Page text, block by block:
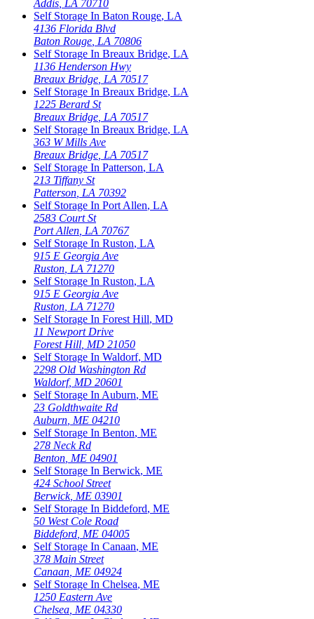
Addis LA 70710
Self Storage In Baton Rouge, LA
4136 Florida Blvd
Baton Rouge LA 70806
Self Storage In Breaux Bridge, LA
1136 Henderson Hwy
Breaux Bridge LA 70517
Self Storage In Breaux Bridge, LA
1225 Berard St
Breaux Bridge LA 70517
Self Storage In Breaux Bridge, LA
363 W Mills Ave
Breaux Bridge LA 70517
Self Storage In Patterson, LA
213 Tiffany St
Patterson LA 70392
Self Storage In Port Allen, LA
2583 Court St
Port Allen LA 70767
Self Storage In Ruston, LA
915 E Georgia Ave
Ruston LA 71270
Self Storage In Ruston, LA
915 E Georgia Ave
Ruston LA 71270
Self Storage In Forest Hill, MD
11 Newport Drive
Forest Hill MD 21050
Self Storage In Waldorf, MD
2298 Old Washington Rd
Waldorf, MD 20601
Self Storage In Auburn, ME
23 Goldthwaite Rd
Auburn ME 04210
Self Storage In Benton, ME
278 Neck Rd
Benton ME 04901
Self Storage In Berwick, ME
424 School Street
Berwick, ME 03901
Self Storage In Biddeford, ME
50 West Cole Road
Biddeford ME 04005
Self Storage In Canaan, ME
378 Main Street
Canaan ME 04924
Self Storage In Chelsea, ME
1250 Eastern Ave
Chelsea ME 04330